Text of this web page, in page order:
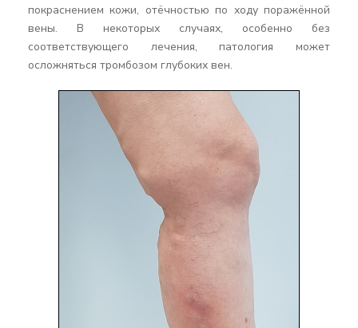
покраснением кожи, отёчностью по ходу поражённой
вены. В некоторых случаях, особенно без
соответствующего лечения, патология может
осложняться тромбозом глубоких вен.